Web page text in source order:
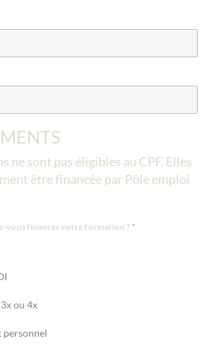
ne sont pas éligibles au CPF. Elles
être financée par Pôle emploi
vous financer votre formation ? *
ou 4x
personnel